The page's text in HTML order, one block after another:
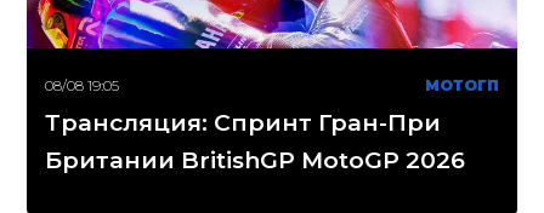
08/08 19:05 МОТОГП
Трансляция: Спринт Гран-При
Британии BritishGP MotoGP 2026